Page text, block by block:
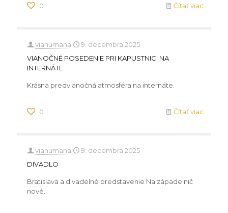
0 Čítať viac
viahumana
9. decembra 2025
VIANOČNÉ POSEDENIE PRI KAPUSTNICI NA
INTERNÁTE
Krásna predvianočná atmosféra na internáte.
0 Čítať viac
viahumana
9. decembra 2025
DIVADLO
Bratislava a divadelné predstavenie Na západe nič
nové.